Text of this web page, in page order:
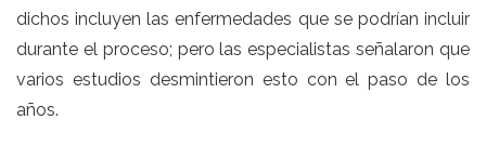
dichos incluyen las enfermedades que se podrían incluir
durante el proceso; pero las especialistas señalaron que
varios estudios desmintieron esto con el paso de los
años.